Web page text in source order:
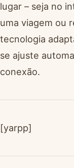
lugar – seja no
uma viagem ou
tecnologia
se ajuste
conexão.
[yarpp]